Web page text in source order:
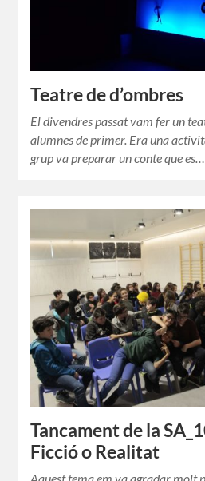
Teatre de d’ombres
El divendres passat vam fer un
alumnes de primer. Era una
grup va preparar un conte que es…
Tancament de la
Ficció o Realitat